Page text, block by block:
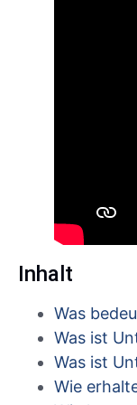
Inhalt
Was
Was ist
Was ist
Wie